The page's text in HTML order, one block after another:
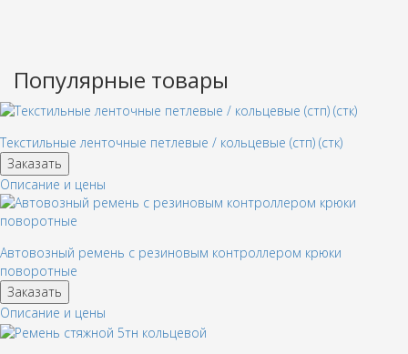
Популярные товары
Текстильные ленточные петлевые / кольцевые (стп) (стк)
Заказать
Описание и цены
Автовозный ремень с резиновым контроллером крюки
поворотные
Заказать
Описание и цены